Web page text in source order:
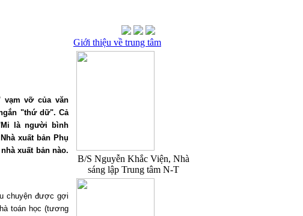
vỡ của văn
"thứ dữ". Cả
là người bình
xuất bản Phụ
xuất bản nào.
chuyện được gợi
toán học (tương
Giới thiệu về trung tâm
B/S Nguyễn Khắc Viện, Nhà
sáng lập Trung tâm N-T